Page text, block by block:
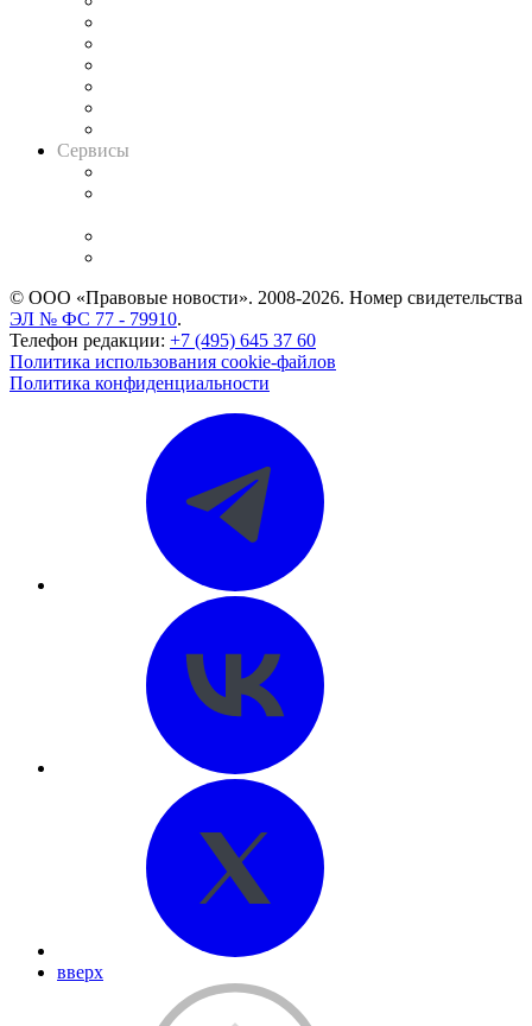
Сервисы
© ООО «Правовые новости». 2008-2026. Номер свидетельства
ЭЛ № ФС 77 - 79910.
Телефон редакции: +7 (495) 645 37 60
Политика использования cookie-файлов
Политика конфиденциальности
вверх